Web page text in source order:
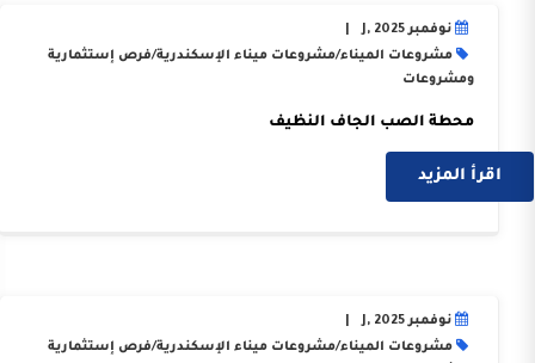
نوفمبر J, 2025
مشروعات الميناء/مشروعات ميناء الإسكندرية/فرص إستثمارية
ومشروعات
محطة الصب الجاف النظيف
إقرأ المزيد
اقرأ المزيد
نوفمبر J, 2025
مشروعات الميناء/مشروعات ميناء الإسكندرية/فرص إستثمارية